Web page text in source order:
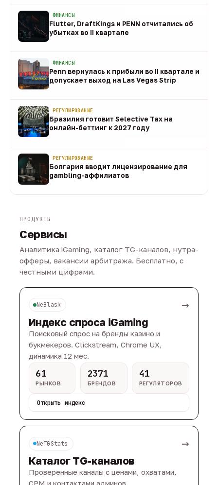
ФИНАНСЫ
Flutter, DraftKings и PENN отчитались об
убытках во II квартале
ФИНАНСЫ
Penn вернулась к прибыли во II квартале и
допускает выход на Las Vegas Strip
РЕГУЛИРОВАНИЕ
Бразилия готовит Selective Tax на
онлайн-беттинг к 2027 году
РЕГУЛИРОВАНИЕ
Болгария вводит лицензирование для
gambling-аффилиатов
ПРОДУКТЫ
Сервисы
Аналитика iGaming, каталог TG-каналов, нутра-
офферы, вакансии арбитража. Бесплатно, с
честными цифрами.
NeBlask →
Индекс спроса iGaming
Поисковый спрос на бренды казино и
букмекеров. Clickstream, Chrome UX,
динамика 12 мес.
61
РЫНКОВ
2371
БРЕНДОВ
41
РЕГУЛЯТОРОВ
Открыть индекс
NeTGStats →
Каталог TG-каналов
Проверенные каналы с ценами, охватами,
CPM и контактами админов.